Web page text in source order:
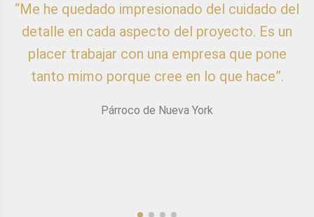
“Me he quedado impresionado del cuidado del
detalle en cada aspecto del proyecto. Es un
placer trabajar con una empresa que pone
tanto mimo porque cree en lo que hace”.
Párroco de Nueva York